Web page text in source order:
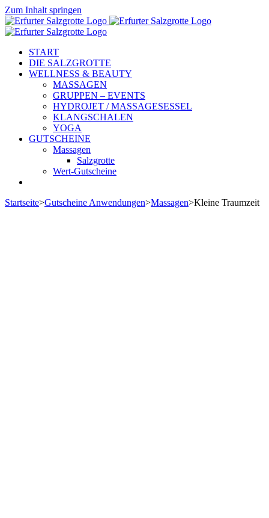
Zum Inhalt springen
START
DIE SALZGROTTE
WELLNESS & BEAUTY
MASSAGEN
GRUPPEN – EVENTS
HYDROJET / MASSAGESESSEL
KLANGSCHALEN
YOGA
GUTSCHEINE
Massagen
Salzgrotte
Wert-Gutscheine
Startseite>Gutscheine Anwendungen>Massagen>Kleine Traumzeit